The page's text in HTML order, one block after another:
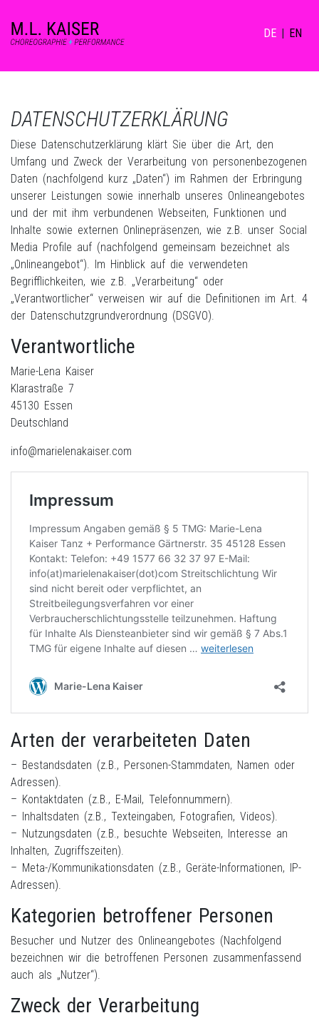
DE | EN
DATENSCHUTZERKLÄRUNG
Diese Datenschutzerklärung klärt Sie über die Art, den
Umfang und Zweck der Verarbeitung von personenbezogenen
Daten (nachfolgend kurz „Daten“) im Rahmen der Erbringung
unserer Leistungen sowie innerhalb unseres Onlineangebotes
und der mit ihm verbundenen Webseiten, Funktionen und
Inhalte sowie externen Onlinepräsenzen, wie z.B. unser Social
Media Profile auf (nachfolgend gemeinsam bezeichnet als
„Onlineangebot“). Im Hinblick auf die verwendeten
Begrifflichkeiten, wie z.B. „Verarbeitung“ oder
„Verantwortlicher“ verweisen wir auf die Definitionen im Art. 4
der Datenschutzgrundverordnung (DSGVO).
Verantwortliche
Marie-Lena Kaiser
Klarastraße 7
45130 Essen
Deutschland
info@marielenakaiser.com
Arten der verarbeiteten Daten
– Bestandsdaten (z.B., Personen-Stammdaten, Namen oder
Adressen).
– Kontaktdaten (z.B., E-Mail, Telefonnummern).
– Inhaltsdaten (z.B., Texteingaben, Fotografien, Videos).
– Nutzungsdaten (z.B., besuchte Webseiten, Interesse an
Inhalten, Zugriffszeiten).
– Meta-/Kommunikationsdaten (z.B., Geräte-Informationen, IP-
Adressen).
Kategorien betroffener Personen
Besucher und Nutzer des Onlineangebotes (Nachfolgend
bezeichnen wir die betroffenen Personen zusammenfassend
auch als „Nutzer“).
Zweck der Verarbeitung